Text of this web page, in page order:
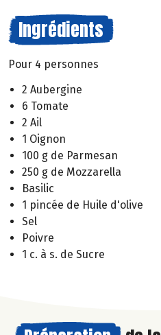
Ingrédients
Pour 4 personnes
2 Aubergine
6 Tomate
2 Ail
1 Oignon
100 g de Parmesan
250 g de Mozzarella
Basilic
1 pincée de Huile d'olive
Sel
Poivre
1 c. à s. de Sucre